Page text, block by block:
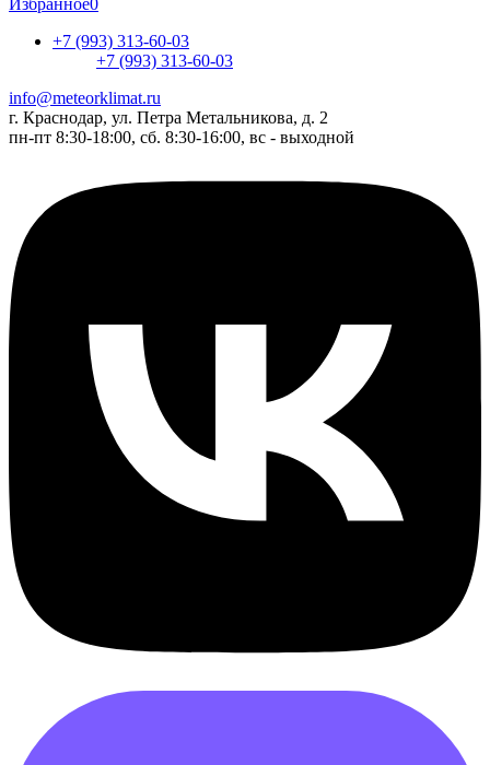
+7 (993) 313-60-03
+7 (993) 313-60-03
info@meteorklimat.ru
г. Краснодар, ул. Петра Метальникова, д. 2
пн-пт 8:30-18:00, сб. 8:30-16:00, вс - выходной